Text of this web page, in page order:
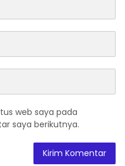
web saya pada
saya berikutnya.